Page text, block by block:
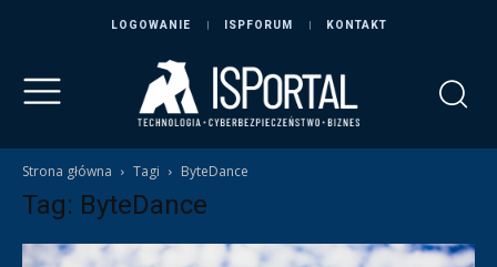
LOGOWANIE ISPFORUM KONTAKT
Strona główna Tagi ByteDance
Tag: ByteDance